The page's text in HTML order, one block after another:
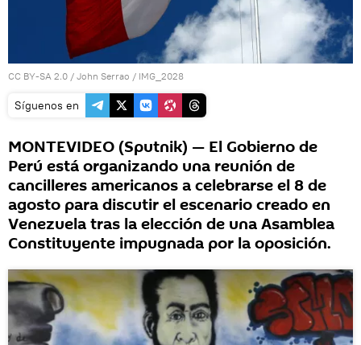
CC BY-SA 2.0 / John Serrao / IMG_2028
Síguenos en
MONTEVIDEO (Sputnik) — El Gobierno de
Perú está organizando una reunión de
cancilleres americanos a celebrarse el 8 de
agosto para discutir el escenario creado en
Venezuela tras la elección de una Asamblea
Constituyente impugnada por la oposición.